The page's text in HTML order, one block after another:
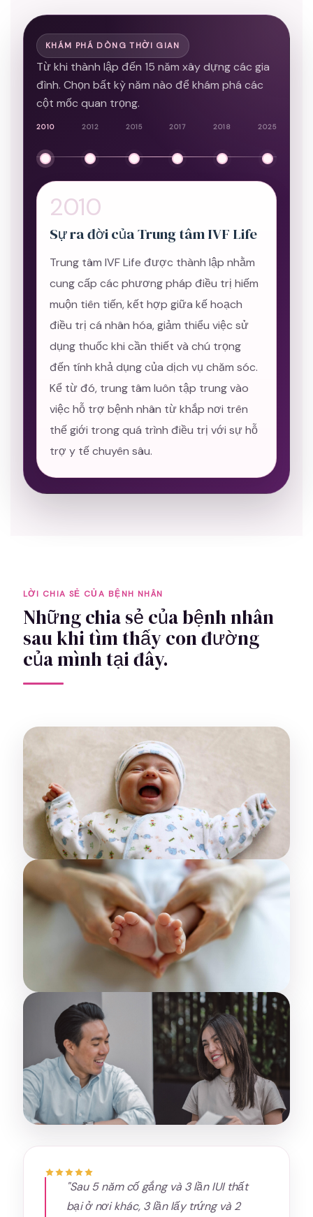
KHÁM PHÁ DÒNG THỜI GIAN
Từ khi thành lập đến 15 năm xây dựng các gia
đình. Chọn bất kỳ năm nào để khám phá các
cột mốc quan trọng.
2010 2012 2015 2017 2018 2025
2010
Sự ra đời của Trung tâm IVF Life
Trung tâm IVF Life được thành lập nhằm
cung cấp các phương pháp điều trị hiếm
muộn tiên tiến, kết hợp giữa kế hoạch
điều trị cá nhân hóa, giảm thiểu việc sử
dụng thuốc khi cần thiết và chú trọng
đến tính khả dụng của dịch vụ chăm sóc.
Kể từ đó, trung tâm luôn tập trung vào
việc hỗ trợ bệnh nhân từ khắp nơi trên
thế giới trong quá trình điều trị với sự hỗ
trợ y tế chuyên sâu.
LỜI CHIA SẺ CỦA BỆNH NHÂN
Những chia sẻ của bệnh nhân
sau khi tìm thấy con đường
của mình tại đây.
"Sau 5 năm cố gắng và 3 lần IUI thất
bại ở nơi khác, 3 lần lấy trứng và 2